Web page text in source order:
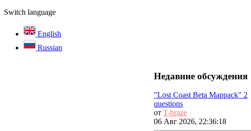
Switch language
English
Russian
Недавние обсуждения
"Lost Coast Beta Mappack" 2
questions
от T-braze
06 Авг 2026, 22:36:18